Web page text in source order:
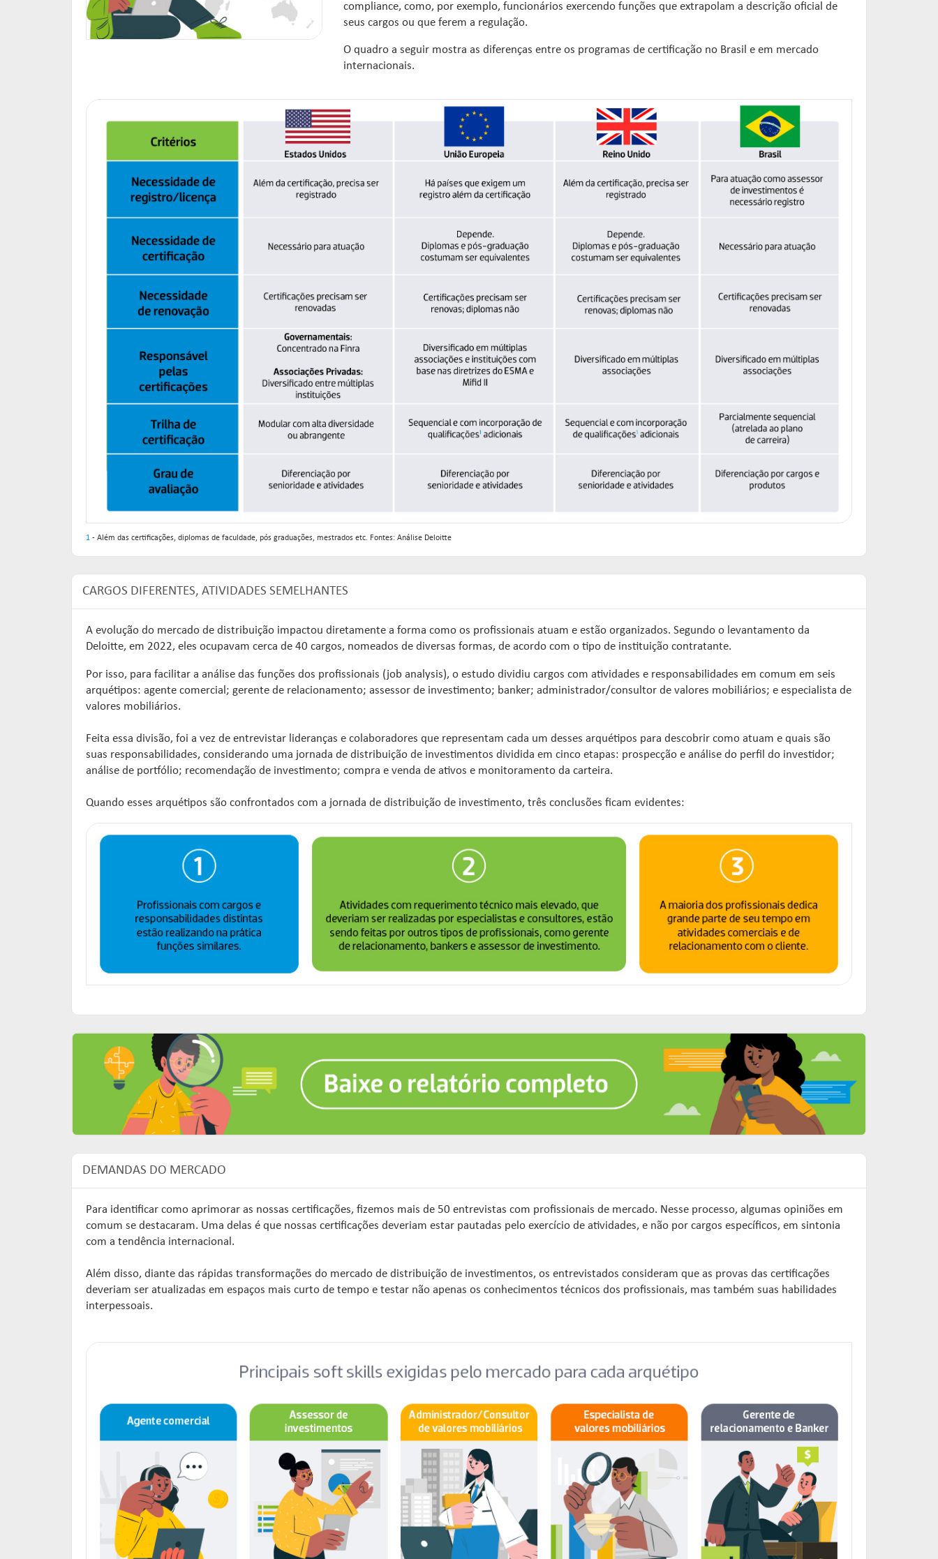
compliance, como, por exemplo, funcionários exercendo funções que extrapolam a descrição oficial de
seus cargos ou que ferem a regulação.
O quadro a seguir mostra as diferenças entre os programas de certificação no Brasil e em mercado
internacionais.
1 - Além das certificações, diplomas de faculdade, pós graduações, mestrados etc. Fontes: Análise Deloitte
CARGOS DIFERENTES, ATIVIDADES SEMELHANTES
A evolução do mercado de distribuição impactou diretamente a forma como os profissionais atuam e estão organizados. Segundo o levantamento da
Deloitte, em 2022, eles ocupavam cerca de 40 cargos, nomeados de diversas formas, de acordo com o tipo de instituição contratante.
Por isso, para facilitar a análise das funções dos profissionais (job analysis), o estudo dividiu cargos com atividades e responsabilidades em comum em seis
arquétipos: agente comercial; gerente de relacionamento; assessor de investimento; banker; administrador/consultor de valores mobiliários; e especialista de
valores mobiliários.
Feita essa divisão, foi a vez de entrevistar lideranças e colaboradores que representam cada um desses arquétipos para descobrir como atuam e quais são
suas responsabilidades, considerando uma jornada de distribuição de investimentos dividida em cinco etapas: prospecção e análise do perfil do investidor;
análise de portfólio; recomendação de investimento; compra e venda de ativos e monitoramento da carteira.
Quando esses arquétipos são confrontados com a jornada de distribuição de investimento, três conclusões ficam evidentes:
DEMANDAS DO MERCADO
Para identificar como aprimorar as nossas certificações, fizemos mais de 50 entrevistas com profissionais de mercado. Nesse processo, algumas opiniões em
comum se destacaram. Uma delas é que nossas certificações deveriam estar pautadas pelo exercício de atividades, e não por cargos específicos, em sintonia
com a tendência internacional.
Além disso, diante das rápidas transformações do mercado de distribuição de investimentos, os entrevistados consideram que as provas das certificações
deveriam ser atualizadas em espaços mais curto de tempo e testar não apenas os conhecimentos técnicos dos profissionais, mas também suas habilidades
interpessoais.